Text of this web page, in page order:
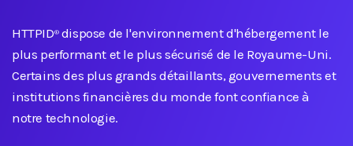
HTTPID®dispose de l'environnement d'hébergement le
plus performant et le plus sécurisé de le Royaume-Uni.
Certains des plus grands détaillants, gouvernements et
institutions financières du monde font confiance à
notre technologie.